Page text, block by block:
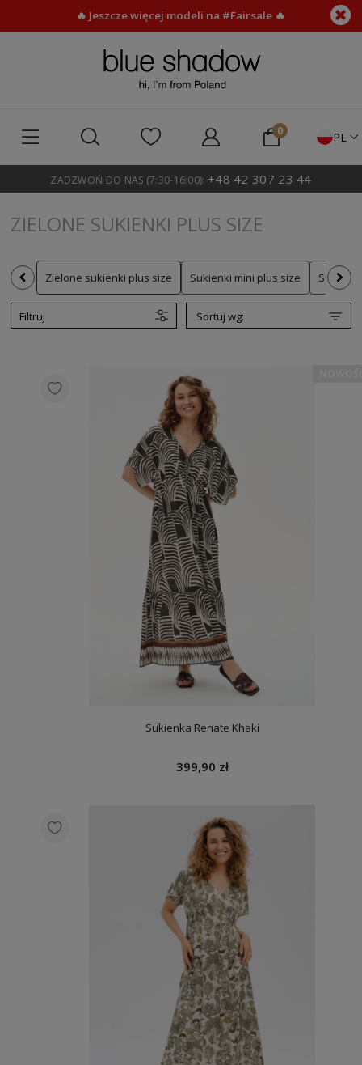
🔥 Jeszcze więcej modeli na #Fairsale 🔥
PL
ZADZWOŃ DO NAS (7:30-16:00): +48 42 307 23 44
ZIELONE SUKIENKI PLUS SIZE
Zielone sukienki plus size Sukienki mini plus size
Filtruj
Sukienka Renate Khaki
399,90 zł